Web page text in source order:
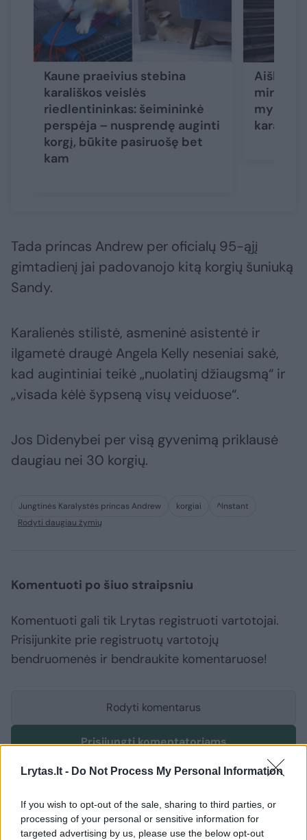
Lrytas.lt - Do Not Process My Personal Information
If you wish to opt-out of the sale, sharing to third parties, or
processing of your personal or sensitive information for
targeted advertising by us, please use the below opt-out
Kaune praeivius stebina
karališkos veislės
riedlentininkas: šeimininkė
perspėja – nusprendę auginti
korgį, būkite pasiruošę bet
kam
Aiškėja,
mirties
mylimi
Tada princas Andrew per oficialų 95-ąjį
gimtadienį jai padovanojo kitą korgių šuniuką
Sandy.
Karalienės stilistė, asmeninė asistentė ir
ilgametė draugė Angela Kelly neseniai sakė,
kad augintiniai teikė „nuolatinį džiaugsmą“ ir
„visada kėlė šypseną visų veiduose“.
Jos Didenybei per visą gyvenimą priklausė
daugiau nei 30 korgių.
Jungtinės Karalystės princas Andrew korgiai
^Instant
Rodyti daugiau žymių
Komentuoti po šiuo straipsniu
Komentuoti gali tik Lrytas registruoti vartotojai.
Prisijunkite prie registruotų vartotojų
bendruomenės ir bendraukite komentaruose!
Rodyti komentarus
Prisijungti komentatoriams